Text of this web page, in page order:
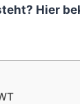
Hier